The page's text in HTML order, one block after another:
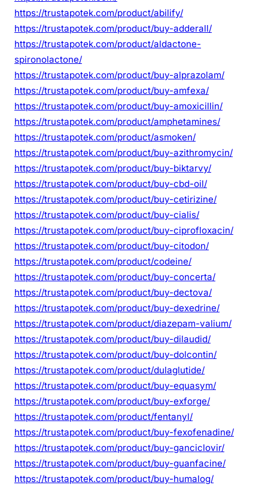
https://trustapotek.com/product/abilify/
https://trustapotek.com/product/buy-adderall/
https://trustapotek.com/product/aldactone-
spironolactone/
https://trustapotek.com/product/buy-alprazolam/
https://trustapotek.com/product/buy-amfexa/
https://trustapotek.com/product/buy-amoxicillin/
https://trustapotek.com/product/amphetamines/
https://trustapotek.com/product/asmoken/
https://trustapotek.com/product/buy-azithromycin/
https://trustapotek.com/product/buy-biktarvy/
https://trustapotek.com/product/buy-cbd-oil/
https://trustapotek.com/product/buy-cetirizine/
https://trustapotek.com/product/buy-cialis/
https://trustapotek.com/product/buy-ciprofloxacin/
https://trustapotek.com/product/buy-citodon/
https://trustapotek.com/product/codeine/
https://trustapotek.com/product/buy-concerta/
https://trustapotek.com/product/buy-dectova/
https://trustapotek.com/product/buy-dexedrine/
https://trustapotek.com/product/diazepam-valium/
https://trustapotek.com/product/buy-dilaudid/
https://trustapotek.com/product/buy-dolcontin/
https://trustapotek.com/product/dulaglutide/
https://trustapotek.com/product/buy-equasym/
https://trustapotek.com/product/buy-exforge/
https://trustapotek.com/product/fentanyl/
https://trustapotek.com/product/buy-fexofenadine/
https://trustapotek.com/product/buy-ganciclovir/
https://trustapotek.com/product/buy-guanfacine/
https://trustapotek.com/product/buy-humalog/